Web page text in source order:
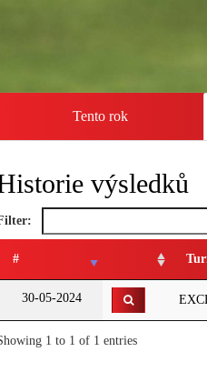
Tento rok
výsledků
#
30-05-2024
1 to 1 of 1 entries